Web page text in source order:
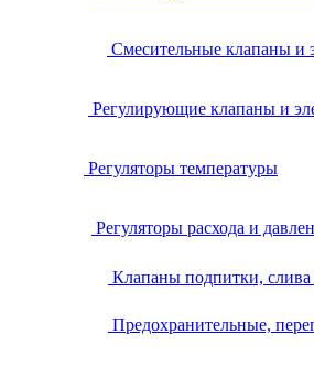
Смесительные клапаны и
Регулирующие клапаны и
Регуляторы температуры
Регуляторы расхода и
Клапаны подпитки, слива
Предохранительные,